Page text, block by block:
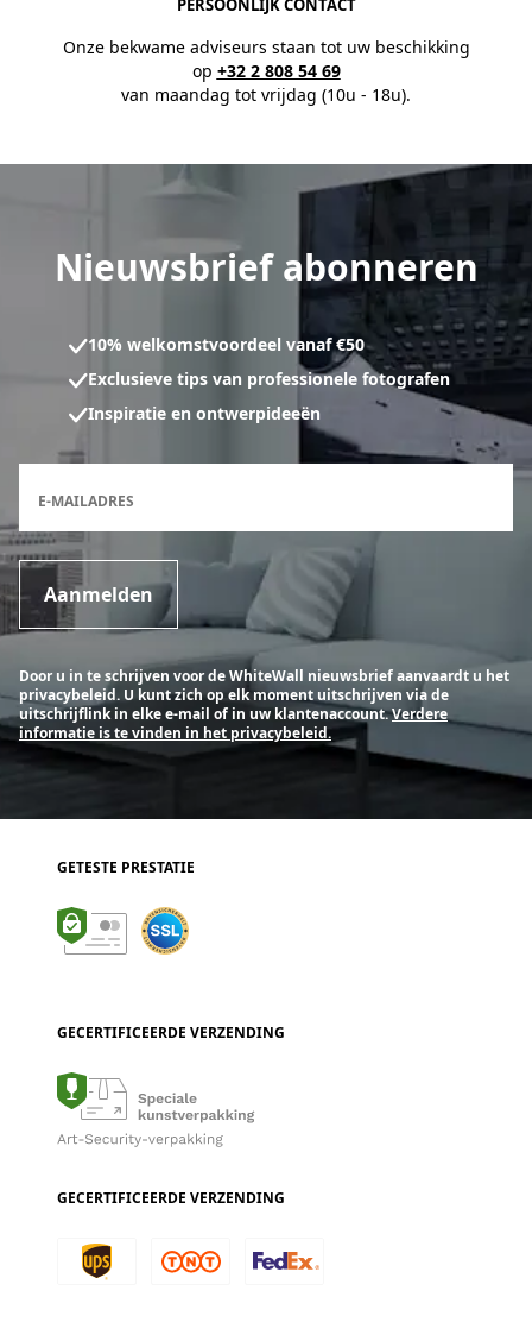
PERSOONLIJK CONTACT
Onze bekwame adviseurs staan tot uw beschikking
op +32 2 808 54 69
van maandag tot vrijdag (10u - 18u).
Nieuwsbrief abonneren
10% welkomstvoordeel vanaf €50
Exclusieve tips van professionele fotografen
Inspiratie en ontwerpideeën
E-MAILADRES
Aanmelden
Door u in te schrijven voor de WhiteWall nieuwsbrief aanvaardt u het
privacybeleid. U kunt zich op elk moment uitschrijven via de
uitschrijflink in elke e-mail of in uw klantenaccount.Verdere
informatie is te vinden in het privacybeleid.
GETESTE PRESTATIE
GECERTIFICEERDE VERZENDING
GECERTIFICEERDE VERZENDING